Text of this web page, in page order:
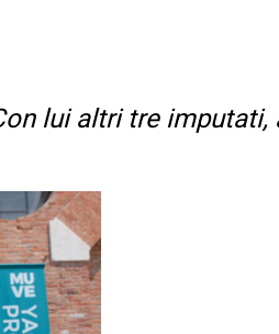
lui altri tre